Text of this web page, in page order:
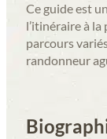
Ce guide est
l’itinéraire à
parcours
randonneur